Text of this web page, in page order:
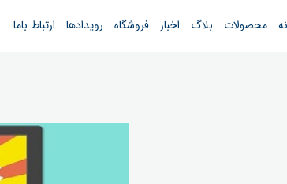
محصولات بلاگ اخبار فروشگاه رویدادها ارتباط باما